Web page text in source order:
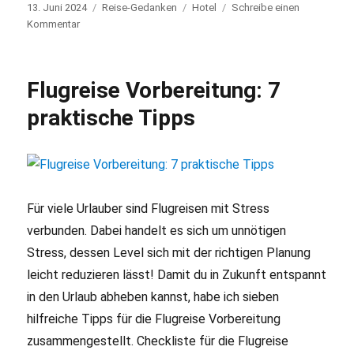
Veröffentlicht
am
13. Juni 2024 Kategorien
Reise-Gedanken Schlagwörter
Hotel
Schreibe einen
Kommentar
Mit
5
Tipps
Flugreise Vorbereitung: 7
praktische Tipps
Für viele Urlauber sind Flugreisen mit Stress
verbunden. Dabei handelt es sich um unnötigen
Stress, dessen Level sich mit der richtigen Planung
leicht reduzieren lässt! Damit du in Zukunft entspannt
in den Urlaub abheben kannst, habe ich sieben
hilfreiche Tipps für die Flugreise Vorbereitung
zusammengestellt. Checkliste für die Flugreise